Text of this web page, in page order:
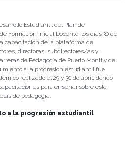
Estudiantil del Plan de
Formación Inicial Docente, los días 30 de
capacitación de la plataforma de
directoras, subdirectores/as y
de Pedagogía de Puerto Montt y de
a la progresión estudiantil fue
realizado el 29 y 30 de abril, dando
para enseñar sobre esta
de pedagogía.
a la progresión estudiantil